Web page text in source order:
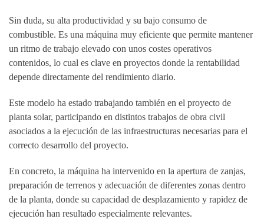
Sin duda, su alta productividad y su bajo consumo de
combustible. Es una máquina muy eficiente que permite mantener
un ritmo de trabajo elevado con unos costes operativos
contenidos, lo cual es clave en proyectos donde la rentabilidad
depende directamente del rendimiento diario.
Este modelo ha estado trabajando también en el proyecto de
planta solar, participando en distintos trabajos de obra civil
asociados a la ejecución de las infraestructuras necesarias para el
correcto desarrollo del proyecto.
En concreto, la máquina ha intervenido en la apertura de zanjas,
preparación de terrenos y adecuación de diferentes zonas dentro
de la planta, donde su capacidad de desplazamiento y rapidez de
ejecución han resultado especialmente relevantes.